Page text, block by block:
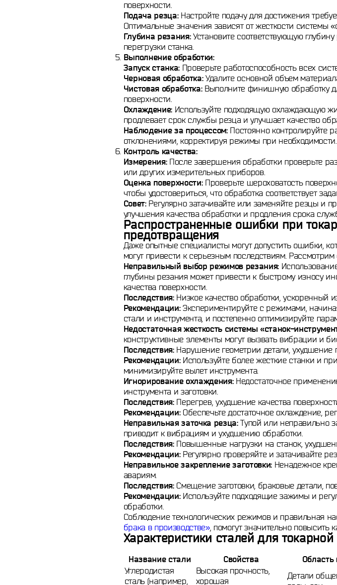
поверхности.
Подача резца:Настройте подачу для достижения
Оптимальные значения зависят от жесткости системы
Глубина резания:Установите соответствующую
перегрузки станка.
Выполнение обработки:
Запуск станка: Проверьте работоспособность всех
Черновая обработка:Удалите основной объем
Чистовая обработка:Выполните финишную обработку
поверхности.
Охлаждение: Используйте подходящую охлаждающую
продлевает срок службы резца и улучшает качество
Наблюдение за процессом:Постоянно контролируйте
отклонениями, корректируя режимы при необходимости.
Контроль качества:
Измерения:После завершения обработки проверьте
или других измерительных приборов.
Оценка поверхности:Проверьте шероховатость
чтобы удостовериться, что обработка соответствует
Совет:Регулярно затачивайте или заменяйте резцы и
улучшения качества обработки и продления срока
Распространенные ошибки при
предотвращения
Даже опытные специалисты могут допустить ошибки,
могут привести к серьезным последствиям.
Неправильный выбор режимов резания:
глубины резания может привести к быстрому износу
качества поверхности.
Последствия:Низкое качество обработки, ускоренный
Рекомендации:Экспериментируйте с режимами,
стали и инструмента, и постепенно оптимизируйте
Недостаточная жесткость системы «станок-
конструктивные элементы могут вызвать вибрации и
Последствия:Нарушение геометрии детали, ухудшение
Рекомендации:Используйте более жесткие станки и
минимизируйте вылет инструмента.
Игнорирование охлаждения:Недостаточное
инструмента и заготовки.
Последствия:Перегрев, ухудшение качества
Рекомендации:Обеспечьте достаточное охлаждение,
Неправильная заточка резца:Тупой или неправильно
приводит к вибрациям и ухудшению обработки.
Последствия:Повышенные нагрузки на станок,
Рекомендации:Регулярно проверяйте и затачивайте
Неправильное закрепление заготовки:Ненадежное
авариям.
Последствия:Смещение заготовки, браковые детали,
Рекомендации:Используйте подходящие зажимы и
обработки.
Соблюдение технологических режимов и правильная
брака в производстве», помогут значительно повысить
Характеристики сталей для
Название стали Свойства Область
Углеродистая
сталь (например,
Высокая прочность,
хорошая
Детали